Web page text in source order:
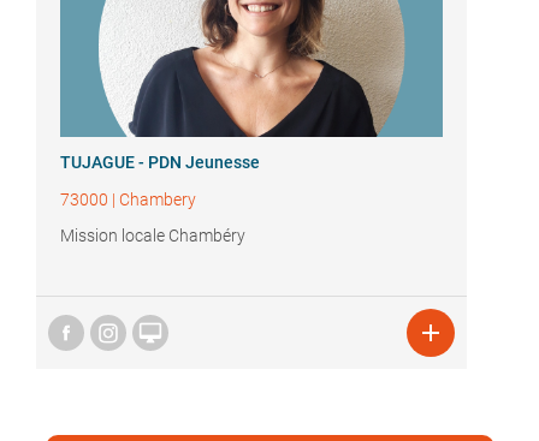
TUJAGUE - PDN Jeunesse
73000 | Chambery
Mission locale Chambéry
 